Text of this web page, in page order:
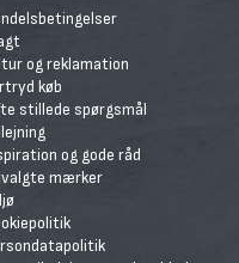
og reklamation
køb
stillede spørgsmål
og gode råd
mærker